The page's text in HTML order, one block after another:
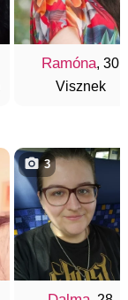
Ramóna, 30
Visznek
3